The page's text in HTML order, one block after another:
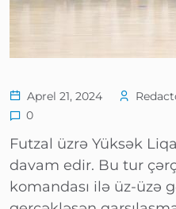
Aprel 21, 2024
0
Futzal üzrə Yüksək
davam edir. Bu tur
komandası ilə üz-üzə